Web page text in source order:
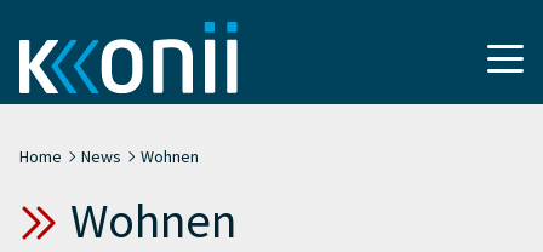
Home News Wohnen
Wohnen